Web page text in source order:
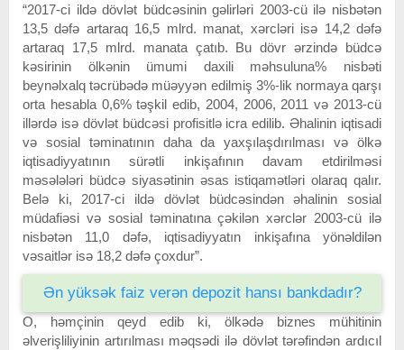
“2017-ci ildə dövlət büdcəsinin gəlirləri 2003-cü ilə nisbətən
13,5 dəfə artaraq 16,5 mlrd. manat, xərcləri isə 14,2 dəfə
artaraq 17,5 mlrd. manata çatıb. Bu dövr ərzində büdcə
kəsirinin ölkənin ümumi daxili məhsuluna% nisbəti
beynəlxalq təcrübədə müəyyən edilmiş 3%-lik normaya qarşı
orta hesabla 0,6% təşkil edib, 2004, 2006, 2011 və 2013-cü
illərdə isə dövlət büdcəsi profisitlə icra edilib. Əhalinin iqtisadi
və sosial təminatının daha da yaxşılaşdırılması və ölkə
iqtisadiyyatının sürətli inkişafının davam etdirilməsi
məsələləri büdcə siyasətinin əsas istiqamətləri olaraq qalır.
Belə ki, 2017-ci ildə dövlət büdcəsindən əhalinin sosial
müdafiəsi və sosial təminatına çəkilən xərclər 2003-cü ilə
nisbətən 11,0 dəfə, iqtisadiyyatın inkişafına yönəldilən
vəsaitlər isə 18,2 dəfə çoxdur”.
Ən yüksək faiz verən depozit hansı bankdadır?
O, həmçinin qeyd edib ki, ölkədə biznes mühitinin
əlverişliliyinin artırılması məqsədi ilə dövlət tərəfindən ardıcıl